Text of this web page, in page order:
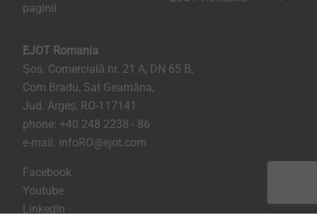
paginii
EJOT Romania
Șos. Comercială nr. 21 A, DN 65 B,
Com.Bradu, Sat Geamăna,
Jud. Argeș, RO-117141
phone: +40 248 2238 - 86
e-mail: infoRO@ejot.com
Facebook
Youtube
LinkedIn